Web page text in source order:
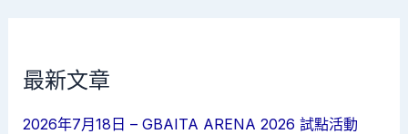
最新文章
2026年7月18日 – GBAITA ARENA 2026 試點活動